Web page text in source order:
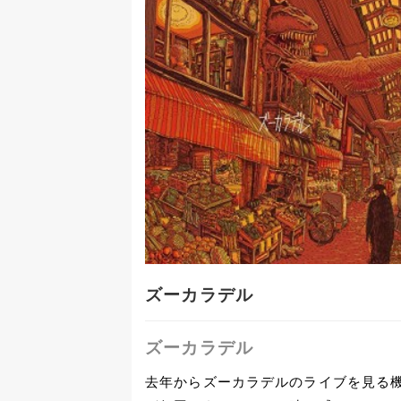
ズーカラデル
ズーカラデル
去年からズーカラデルのライブを見る